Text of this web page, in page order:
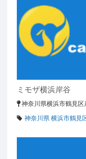
ミモザ横浜岸谷
神奈川県横浜市鶴見
神奈川県 横浜市鶴見